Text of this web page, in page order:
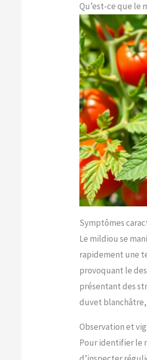
Qu’est-ce que
Symptômes
Le mildiou se
rapidement une
provoquant le
présentant des
duvet
Observation et
Pour identifier le